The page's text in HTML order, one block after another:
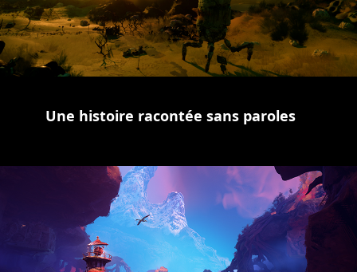
Une histoire racontée sans paroles